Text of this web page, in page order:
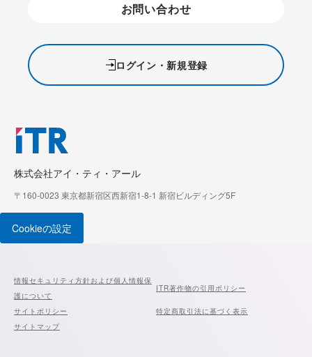
株式会社アイ・ティ・アール
〒160-0023 東京都新宿区西新宿1-8-1 新宿ビルディング5F
お問い合わせ
ログイン・新規登録
Cookieの設定
情報セキュリティ方針および個人情報保
護について
ITR著作物の引用ポリシー
サイトポリシー
特定商取引法に基づく表示
サイトマップ